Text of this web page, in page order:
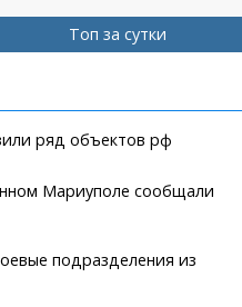
Топ за сутки
ряд объектов рф
Мариуполе сообщали
подразделения из